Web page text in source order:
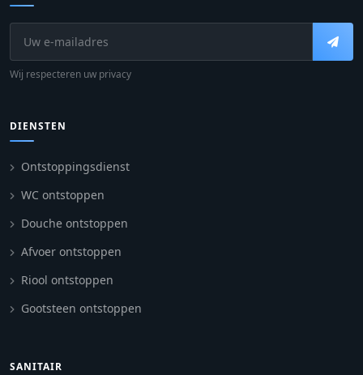
Wij respecteren uw privacy
DIENSTEN
Ontstoppingsdienst
WC ontstoppen
Douche ontstoppen
Afvoer ontstoppen
Riool ontstoppen
Gootsteen ontstoppen
SANITAIR